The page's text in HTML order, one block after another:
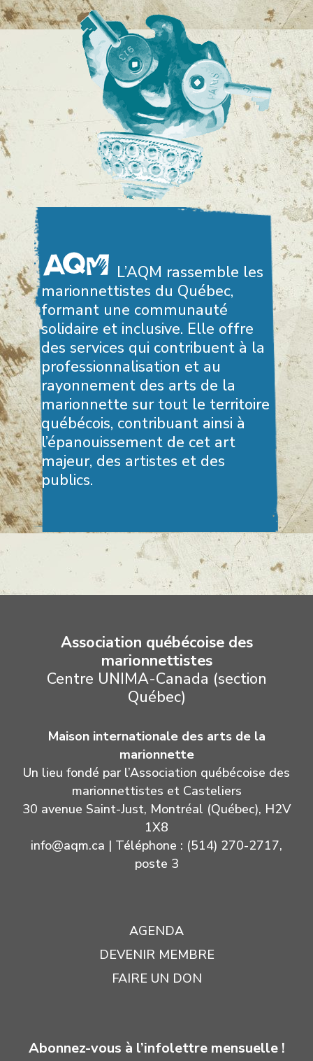
L’AQM rassemble les
marionnettistes du Québec,
formant une communauté
solidaire et inclusive. Elle offre
des services qui contribuent à la
professionnalisation et au
rayonnement des arts de la
marionnette sur tout le territoire
québécois, contribuant ainsi à
l’épanouissement de cet art
majeur, des artistes et des
publics.
Association québécoise des
marionnettistes
Centre UNIMA-Canada (section
Québec)
Maison internationale des arts de la
marionnette
Un lieu fondé par l’Association québécoise des
marionnettistes et Casteliers
30 avenue Saint-Just, Montréal (Québec), H2V
1X8
info@aqm.ca | Téléphone : (514) 270-2717,
poste 3
AGENDA
DEVENIR MEMBRE
FAIRE UN DON
Abonnez-vous à l’infolettre mensuelle !